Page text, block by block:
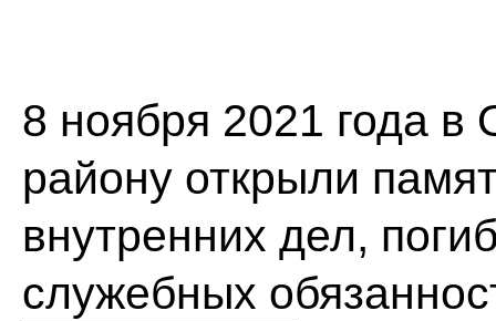
8 ноября 2021 года
району открыли
внутренних дел,
служебных